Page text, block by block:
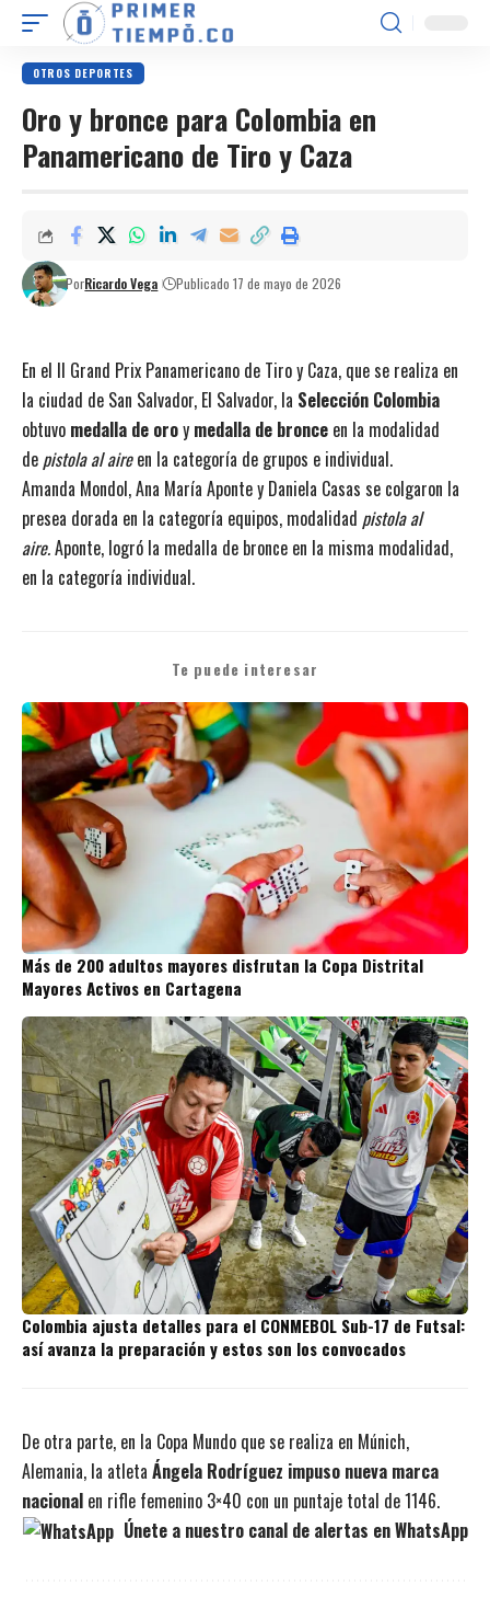
OTROS DEPORTES
Oro y bronce para Colombia en
Panamericano de Tiro y Caza
PorRicardo Vega Publicado 17 de mayo de 2026
En el II Grand Prix Panamericano de Tiro y Caza, que se realiza en
la ciudad de San Salvador, El Salvador, la Selección Colombia
obtuvo medalla de oroy medalla de bronce en la modalidad
de pistola al aireen la categoría de grupos e individual.
Amanda Mondol, Ana María Aponte y Daniela Casas se colgaron la
presea dorada en la categoría equipos, modalidad pistola al
aire.Aponte, logró la medalla de bronce en la misma modalidad,
en la categoría individual.
Te puede interesar
Más de 200 adultos mayores disfrutan la Copa Distrital
Mayores Activos en Cartagena
Colombia ajusta detalles para el CONMEBOL Sub-17 de Futsal:
así avanza la preparación y estos son los convocados
De otra parte, en la Copa Mundo que se realiza en Múnich,
Alemania, la atleta Ángela Rodríguez impuso nueva marca
nacional en rifle femenino 3×40 con un puntaje total de 1146.
Únete a nuestro canal de alertas en WhatsApp